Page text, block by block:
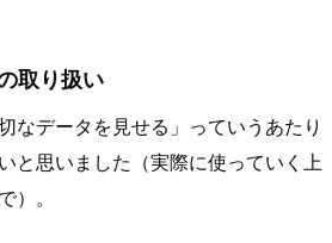
取り扱い
なデータを見せる」っていうあたり
と思いました（実際に使っていく上
）。